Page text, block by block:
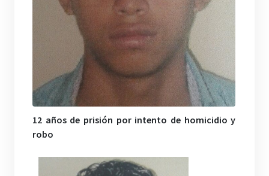
12 años de prisión por intento de homicidio y
robo